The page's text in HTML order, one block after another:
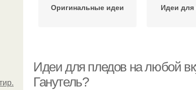
Оригинальные идеи Идеи
интерьеров
Идеи для пледов на любой
Ганутель?